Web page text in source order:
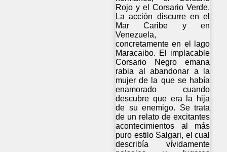
Rojo y el Corsario Verde.
La acción discurre en el
Mar Caribe y en
Venezuela,
concretamente en el lago
Maracaibo. El implacable
Corsario Negro emana
rabia al abandonar a la
mujer de la que se había
enamorado cuando
descubre que era la hija
de su enemigo. Se trata
de un relato de excitantes
acontecimientos al más
puro estilo Salgari, el cual
describía vívidamente